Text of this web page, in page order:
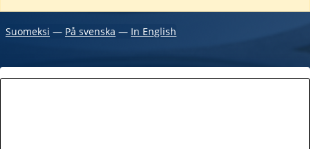
Suomeksi ― På svenska ― In English